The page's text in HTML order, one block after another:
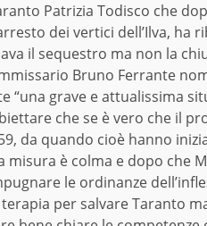
Patrizia Todisco che
dei vertici dell’Ilva, ha
il sequestro ma non la
Bruno Ferrante
“una grave e attualissima
che se è vero che il
da quando cioè hanno
misura è colma e dopo che
le ordinanze
per salvare Taranto